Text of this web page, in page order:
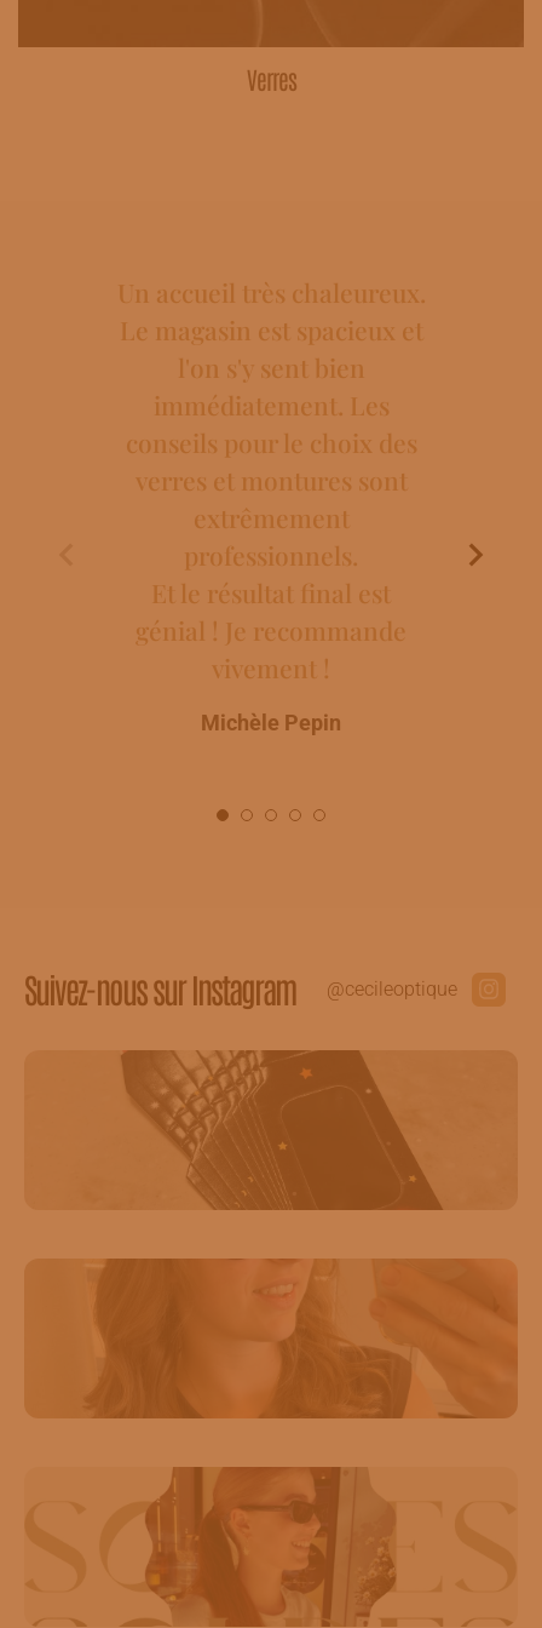
Verres
Un accueil très chaleureux.
Le magasin est spacieux et
l'on s'y sent bien
immédiatement. Les
conseils pour le choix des
verres et montures sont
extrêmement
professionnels.
Et le résultat final est
génial ! Je recommande
vivement !
Michèle Pepin
Suivez-nous sur Instagram @cecileoptique
17
🚨 Alerte éclipse 🚨 Pour l'éclipse de ce 12 août,
venez chercher vos lunettes pour en profiter en toute
securité 🤗☀️🕶️
✨ LES SOLDES CONTINUENT ! ✨ Craquez pour
une sélection de lunettes de créateurs à prix
Chloé : 314,60 € au lieu de 392 € (−20 %) 3.
Cutler and Gross : 217,80 € au lieu de 363 € (−40
%) 4. Cutler and Gross feat. The Great Frog : 286
€ au lieu de 572 € (−50 %) 5. Linda Farrow :
346,50 € au lieu de 693 € (−50 %) 6. Anna-Karin
✨ LES SOLDES SONT LÀ ! ✨ C’est le moment de
vous faire plaisir avec une sélection de pièces de
grandes maisons à prix réduits. 🤍 🔥 Remises de